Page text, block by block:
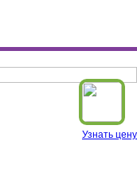
Узнать цену